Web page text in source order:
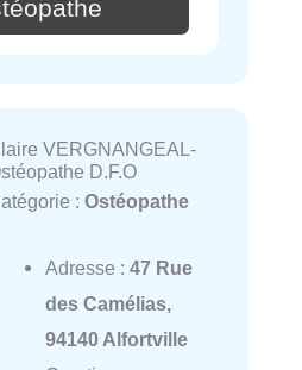
VERGNANGEAL-
D.F.O
: Ostéopathe
Adresse : 47 Rue
des Camélias,
94140 Alfortville